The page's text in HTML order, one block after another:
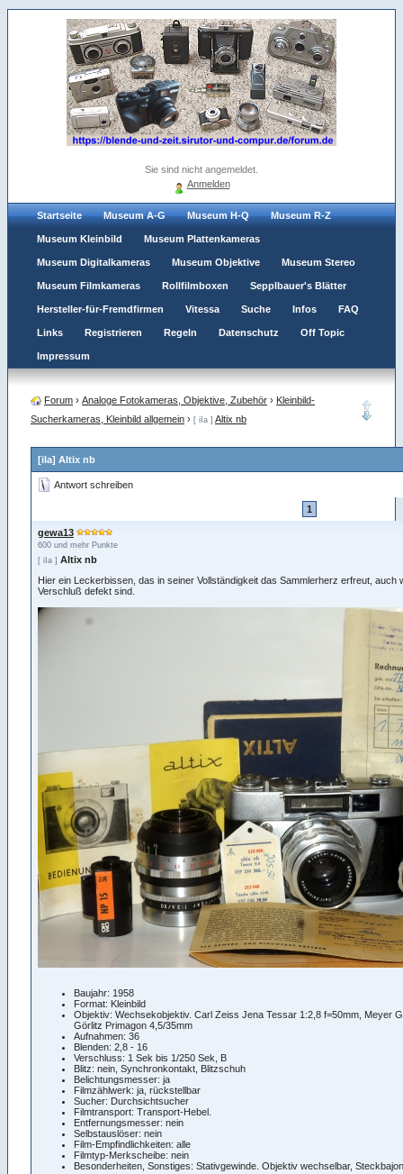
Sie sind nicht angemeldet.
Anmelden
Startseite Museum A-G Museum H-Q Museum R-Z
Museum Kleinbild Museum Plattenkameras
Museum Digitalkameras Museum Objektive Museum Stereo
Museum Filmkameras Rollfilmboxen Sepplbauer's Blätter
Hersteller-für-Fremdfirmen Vitessa Suche Infos FAQ
Links Registrieren Regeln Datenschutz Off Topic
Impressum
Forum › Analoge Fotokameras, Objektive, Zubehör › Kleinbild-
Sucherkameras, Kleinbild allgemein › [ iIa ] Altix nb
[iIa] Altix nb
Antwort schreiben
1
gewa13
600 und mehr Punkte
[ iIa ] Altix nb
Hier ein Leckerbissen, das in seiner Vollständigkeit das Sammlerherz erfreut, auch
Verschluß defekt sind.
Baujahr: 1958
Format: Kleinbild
Objektiv: Wechsekobjektiv. Carl Zeiss Jena Tessar 1:2,8 f=50mm, Meyer
Görlitz Primagon 4,5/35mm
Aufnahmen: 36
Blenden: 2,8 - 16
Verschluss: 1 Sek bis 1/250 Sek, B
Blitz: nein, Synchronkontakt, Blitzschuh
Belichtungsmesser: ja
Filmzählwerk: ja, rückstellbar
Sucher: Durchsichtsucher
Filmtransport: Transport-Hebel.
Entfernungsmesser: nein
Selbstauslöser: nein
Film-Empfindlichkeiten: alle
Filmtyp-Merkscheibe: nein
Besonderheiten, Sonstiges: Stativgewinde. Objektiv wechselbar,